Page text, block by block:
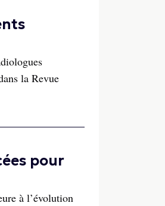
la Revue
pour
à l’évolution